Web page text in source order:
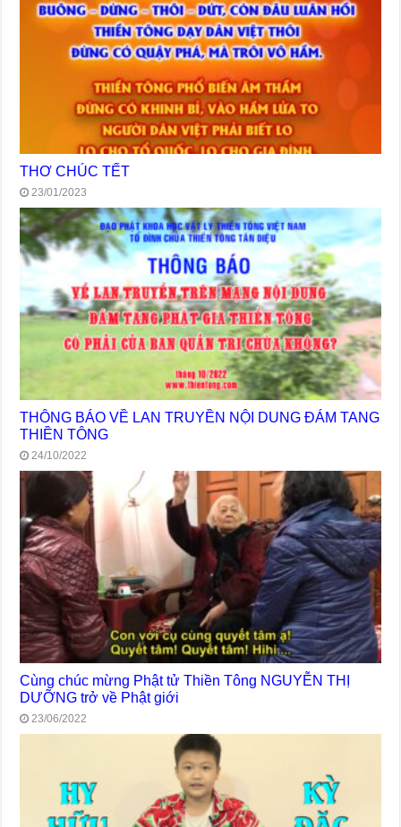
THƠ CHÚC TẾT
23/01/2023
THÔNG BÁO VỀ LAN TRUYỀN NỘI DUNG ĐÁM TANG
THIỀN TÔNG
24/10/2022
Cùng chúc mừng Phật tử Thiền Tông NGUYỄN THỊ
DƯỠNG trở về Phật giới
23/06/2022